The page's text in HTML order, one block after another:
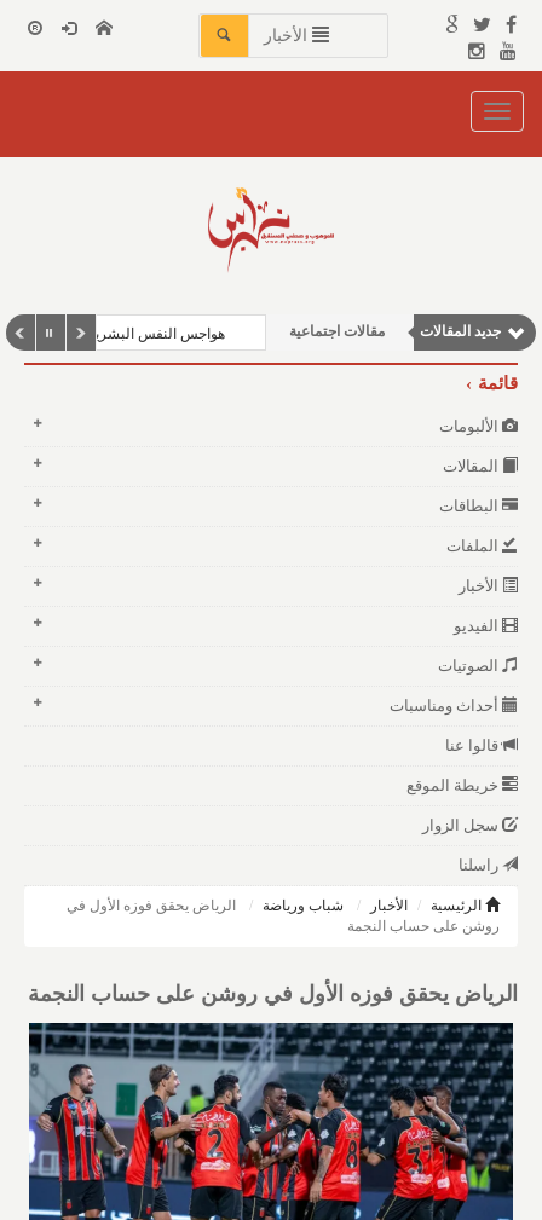
الأخبار
Toggle
navigation
جديد المقالات مقالات اجتماعية
مقالات علمية
هواجس النفس البشرية بين مطرقة
قائمة
الألبومات
المقالات
البطاقات
الملفات
الأخبار
الفيديو
الصوتيات
أحداث ومناسبات
قالوا عنا
خريطة الموقع
سجل الزوار
راسلنا
الرئيسية الأخبار شباب ورياضة
الرياض يحقق فوزه الأول في
روشن على حساب النجمة
الرياض يحقق فوزه الأول في روشن على حساب النجمة